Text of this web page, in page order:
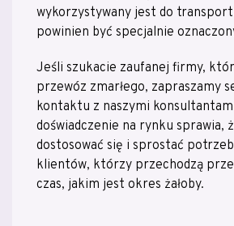
wykorzystywany jest do
powinien być specjalnie
Jeśli szukacie zaufanej firmy,
przewóz zmarłego, zapraszamy
kontaktu z naszymi
doświadczenie na rynku sprawia,
dostosować się i sprostać
klientów, którzy przechodzą
czas, jakim jest okres żałoby.